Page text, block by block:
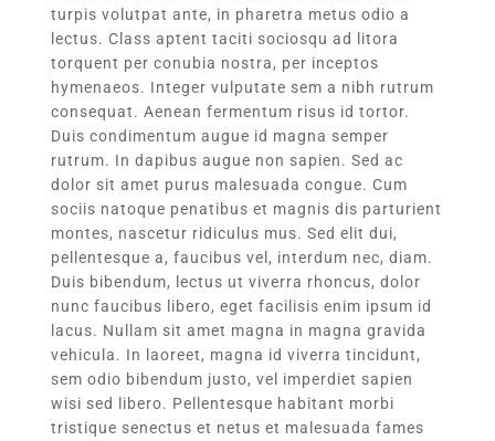
turpis volutpat ante, in pharetra metus odio a
lectus. Class aptent taciti sociosqu ad litora
torquent per conubia nostra, per inceptos
hymenaeos. Integer vulputate sem a nibh rutrum
consequat. Aenean fermentum risus id tortor.
Duis condimentum augue id magna semper
rutrum. In dapibus augue non sapien. Sed ac
dolor sit amet purus malesuada congue. Cum
sociis natoque penatibus et magnis dis parturient
montes, nascetur ridiculus mus. Sed elit dui,
pellentesque a, faucibus vel, interdum nec, diam.
Duis bibendum, lectus ut viverra rhoncus, dolor
nunc faucibus libero, eget facilisis enim ipsum id
lacus. Nullam sit amet magna in magna gravida
vehicula. In laoreet, magna id viverra tincidunt,
sem odio bibendum justo, vel imperdiet sapien
wisi sed libero. Pellentesque habitant morbi
tristique senectus et netus et malesuada fames